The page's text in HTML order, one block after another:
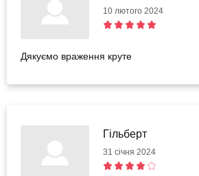
10 лютого 2024
Дякуємо враження круте
Гільберт
31 січня 2024